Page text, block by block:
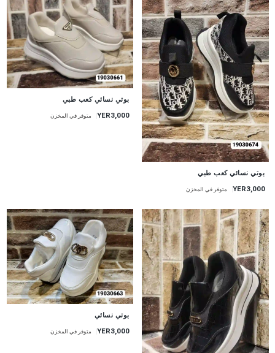
بوتي نسائي كعب طبي
YER3,000 متوفر في المخزن
بوتي نسائي كعب طبي
YER3,000 متوفر في المخزن
بوتي نسائي
YER3,000 متوفر في المخزن